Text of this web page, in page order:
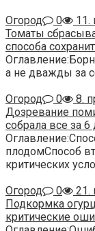
Огород
0
11.
Томаты
способа
а не дважды за
Огород
0
8.
Дозревание
собрала все за 6
плодомСпособ
критических
Огород
0
21.
Подкормка
критические